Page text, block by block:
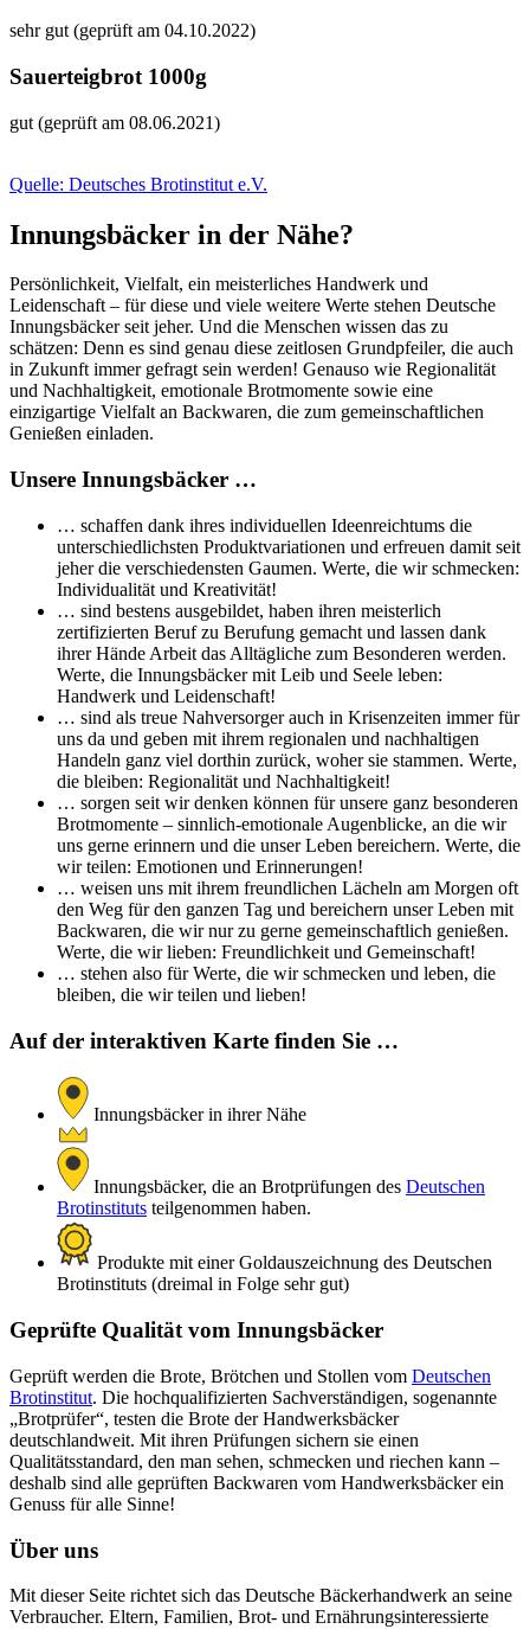
sehr gut (geprüft am 04.10.2022)
Sauerteigbrot 1000g
gut (geprüft am 08.06.2021)
Quelle: Deutsches Brotinstitut e.V.
Innungsbäcker in der Nähe?
Persönlichkeit, Vielfalt, ein meisterliches Handwerk und
Leidenschaft – für diese und viele weitere Werte stehen Deutsche
Innungsbäcker seit jeher. Und die Menschen wissen das zu
schätzen: Denn es sind genau diese zeitlosen Grundpfeiler, die auch
in Zukunft immer gefragt sein werden! Genauso wie Regionalität
und Nachhaltigkeit, emotionale Brotmomente sowie eine
einzigartige Vielfalt an Backwaren, die zum gemeinschaftlichen
Genießen einladen.
Unsere Innungsbäcker …
… schaffen dank ihres individuellen Ideenreichtums die
unterschiedlichsten Produktvariationen und erfreuen damit seit
jeher die verschiedensten Gaumen. Werte, die wir schmecken:
Individualität und Kreativität!
… sind bestens ausgebildet, haben ihren meisterlich
zertifizierten Beruf zu Berufung gemacht und lassen dank
ihrer Hände Arbeit das Alltägliche zum Besonderen werden.
Werte, die Innungsbäcker mit Leib und Seele leben:
Handwerk und Leidenschaft!
… sind als treue Nahversorger auch in Krisenzeiten immer für
uns da und geben mit ihrem regionalen und nachhaltigen
Handeln ganz viel dorthin zurück, woher sie stammen. Werte,
die bleiben: Regionalität und Nachhaltigkeit!
… sorgen seit wir denken können für unsere ganz besonderen
Brotmomente – sinnlich-emotionale Augenblicke, an die wir
uns gerne erinnern und die unser Leben bereichern. Werte, die
wir teilen: Emotionen und Erinnerungen!
… weisen uns mit ihrem freundlichen Lächeln am Morgen oft
den Weg für den ganzen Tag und bereichern unser Leben mit
Backwaren, die wir nur zu gerne gemeinschaftlich genießen.
Werte, die wir lieben: Freundlichkeit und Gemeinschaft!
… stehen also für Werte, die wir schmecken und leben, die
bleiben, die wir teilen und lieben!
Auf der interaktiven Karte finden Sie …
Innungsbäcker in ihrer Nähe
Innungsbäcker, die an Brotprüfungen des Deutschen
Brotinstituts teilgenommen haben.
Produkte mit einer Goldauszeichnung des Deutschen
Brotinstituts (dreimal in Folge sehr gut)
Geprüfte Qualität vom Innungsbäcker
Geprüft werden die Brote, Brötchen und Stollen vom Deutschen
Brotinstitut. Die hochqualifizierten Sachverständigen, sogenannte
„Brotprüfer“, testen die Brote der Handwerksbäcker
deutschlandweit. Mit ihren Prüfungen sichern sie einen
Qualitätsstandard, den man sehen, schmecken und riechen kann –
deshalb sind alle geprüften Backwaren vom Handwerksbäcker ein
Genuss für alle Sinne!
Über uns
Mit dieser Seite richtet sich das Deutsche Bäckerhandwerk an seine
Verbraucher. Eltern, Familien, Brot- und Ernährungsinteressierte